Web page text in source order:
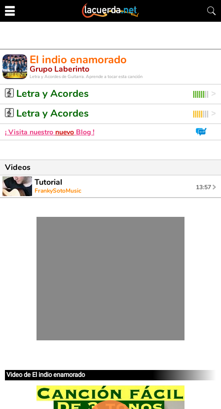
El indio enamorado
Grupo Laberinto
Letra y Acordes de Guitarra. Aprende a tocar esta canción
Letra y Acordes
Letra y Acordes
¡ Visita nuestro nuevo Blog !
Videos
Tutorial
FrankySotoMusic 13:57
Video de El indio enamorado